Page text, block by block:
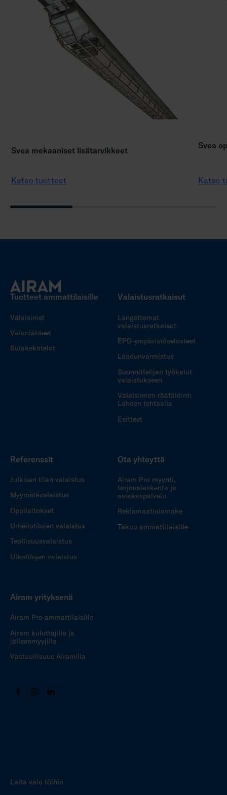
Svea mekaaniset lisätarvikkeet
Katso tuotteet
Svea
Katso
Tuotteet ammattilaisille
Valaisimet
Valonlähteet
Sulakekotelot
Valaistusratkaisut
Langattomat
valaistusratkaisut
EPD-ympäristöselosteet
Laadunvarmistus
Suunnittelijan työkalut
valaistukseen
Valaisimien räätälöinti
Lahden tehtaalla
Esitteet
Referenssit
Julkisen tilan valaistus
Myymälävalaistus
Oppilaitokset
Urheilutilojen valaistus
Teollisuusvalaistus
Ulkotilojen valaistus
Ota yhteyttä
Airam Pro myynti,
tarjouslaskenta ja
asiakaspalvelu
Reklamaatiolomake
Takuu ammattilaisille
Airam yrityksenä
Airam Pro ammattilaisille
Airam kuluttajille ja
jälleenmyyjille
Vastuullisuus Airamilla
Laita valo töihin